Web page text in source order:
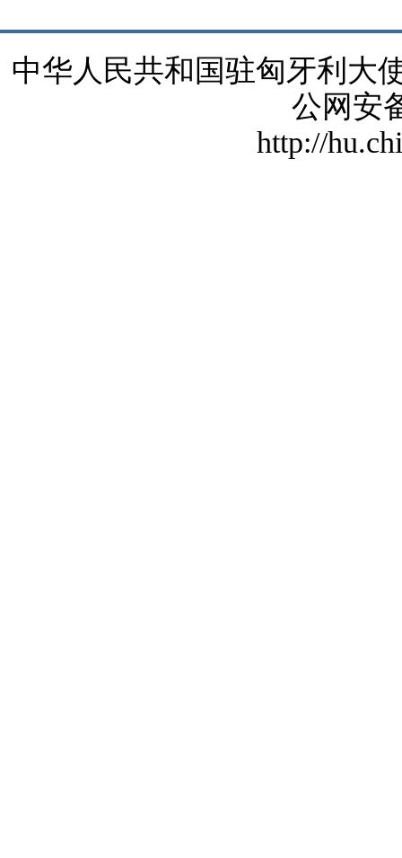
中华人民共和国驻匈牙利大
公网安
http://